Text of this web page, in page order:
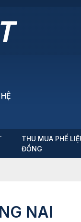
THU MUA PHẾ
ĐỒNG
NAI